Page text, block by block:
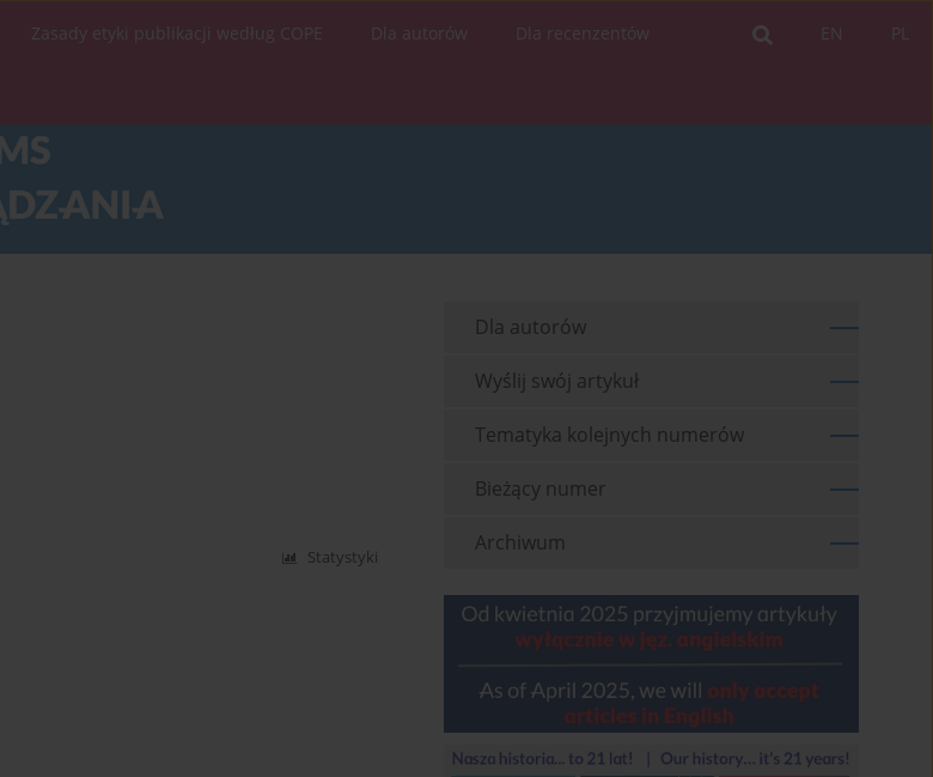
PL
EN
Zasady etyki publikacji według COPE Dla autorów Dla recenzentów
Statystyki
Dla autorów
Wyślij swój artykuł
Tematyka kolejnych numerów
Bieżący numer
Archiwum